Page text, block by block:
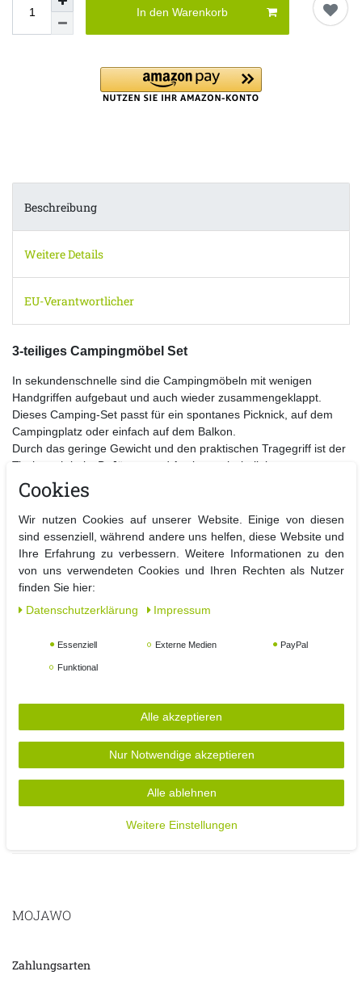
In den Warenkorb
Beschreibung
Weitere Details
EU-Verantwortlicher
3-teiliges Campingmöbel Set
In sekundenschnelle sind die Campingmöbeln mit wenigen
Handgriffen aufgebaut und auch wieder zusammengeklappt.
Dieses Camping-Set passt für ein spontanes Picknick, auf dem
Campingplatz oder einfach auf dem Balkon.
Durch das geringe Gewicht und den praktischen Tragegriff ist der
Tisch auch bei z.B. Jägern und Anglern sehr beliebt.
Der Faltstuhl kann durch den Klappmechanismus platzsparend
verstaut werden.
Durch das robuste Aluminium ist der Klappstuhl für jedes Wetter
geeignet.
Details:
- Campingtisch mit Tragegriff
- Tisch und Stühle zusammenklappbar
- leicht zu transportieren
- Maße Tisch : Montiert ( BxTxH) ca. 80 x 80 x 70 cm
- 7-fach verstellbare Rückenlehne
- Maße Stuhl: 54 cm x 64 cm x 106 cm
- Farbe Stuhl: Silbergrau/Petrol
Lieferumfang: 1x Campingtisch + 2x Positionsstuhl
Silbergrau/Petrol
MOJAWO
Zahlungsarten
Cookies
Wir nutzen Cookies auf unserer Website. Einige von diesen
sind essenziell, während andere uns helfen, diese Website und
Ihre Erfahrung zu verbessern. Weitere Informationen zu den
von uns verwendeten Cookies und Ihren Rechten als Nutzer
finden Sie hier:
Daten­schutz­erklärung
Impressum
Essenziell Externe Medien PayPal
Funktional
Alle akzeptieren
Nur Notwendige akzeptieren
Alle ablehnen
Weitere Einstellungen